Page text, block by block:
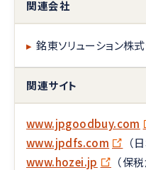
関連会社
▸ 銘東ソリューション株
関連サイト
www.jpgoodbuy.com
www.jpdfs.com
（
www.hozei.jp
（保